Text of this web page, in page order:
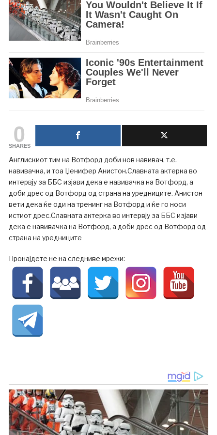
0
SHARES
Англискиот тим на Вотфорд доби нов навивач, т.е.
навивачка, и тоа Џенифер Анистон.Славната актерка во
интервју за ББС изјави дека е навивачка на Вотфорд, а
доби дрес од Вотфорд од страна на уредниците. Анистон
вети дека ќе оди на тренинг на Вотфорд и ќе го носи
истиот дрес.Славната актерка во интервју за ББС изјави
дека е навивачка на Вотфорд, а доби дрес од Вотфорд од
страна на уредниците
Пронајдете не на следниве мрежи: